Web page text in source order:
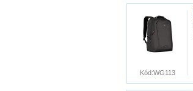
Kód:WG113